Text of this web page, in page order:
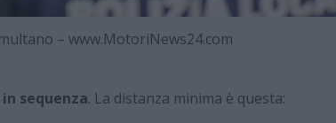
– www.MotoriNews24.com
sequenza. La distanza minima è questa: